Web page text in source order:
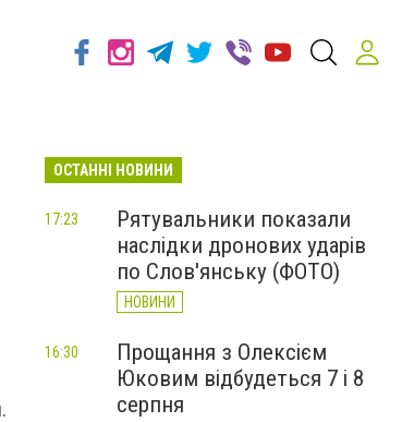
ОСТАННІ НОВИНИ
Рятувальники показали
наслідки дронових ударів
по Слов'янську (ФОТО)
НОВИНИ
17:23
Прощання з Олексієм
Юковим відбудеться 7 і 8
серпня
16:30